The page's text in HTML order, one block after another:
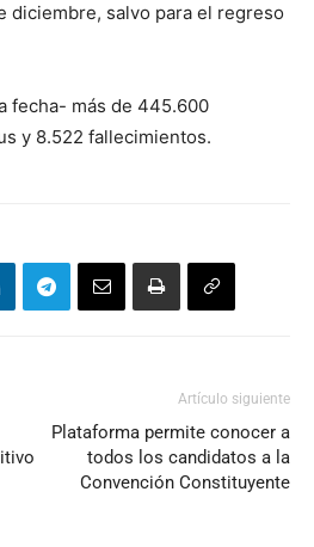
diciembre, salvo para el regreso
fecha- más de 445.600
y 8.522 fallecimientos.
Artículo siguiente
Plataforma permite conocer a
todos los candidatos a la
Convención Constituyente